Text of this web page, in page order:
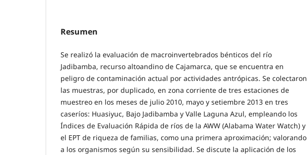
Resumen
Se realizó la evaluación de macroinvertebrados bénticos del río
Jadibamba, recurso altoandino de Cajamarca, que se encuentra en
peligro de contaminación actual por actividades antrópicas. Se colectaron
las muestras, por duplicado, en zona corriente de tres estaciones de
muestreo en los meses de julio 2010, mayo y setiembre 2013 en tres
caseríos: Huasiyuc, Bajo Jadibamba y Valle Laguna Azul, empleando los
Índices de Evaluación Rápida de ríos de la AWW (Alabama Water Watch) y
el EPT de riqueza de familias, como una primera aproximación; valorando
a los organismos según su sensibilidad. Se discute la aplicación de los